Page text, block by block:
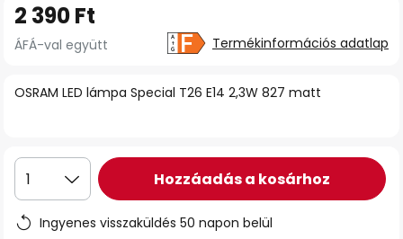
képgaléria
OSRAM LED lámpa Special T26 E14 2,3W 827 matt
2 390 Ft
ÁFÁ-val együtt Termékinformációs adatlap
1 Hozzáadás a kosárhoz
Ingyenes visszaküldés 50 napon belül